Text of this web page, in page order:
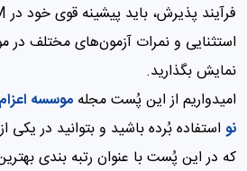
استثنایی و نمرات آزمون‌های مختلف در
نمایش بگذارید.
امیدواریم از این پُست مجله موسسه
نو استفاده بُرده باشید و بتوانید در یکی
که در این پُست با عنوان رتبه بندی